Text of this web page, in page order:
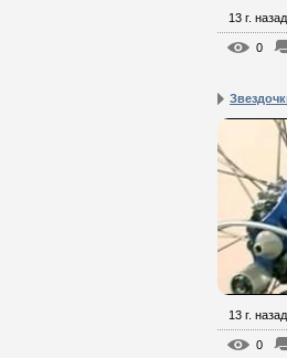
13 г. назад
0
13 г. назад
0